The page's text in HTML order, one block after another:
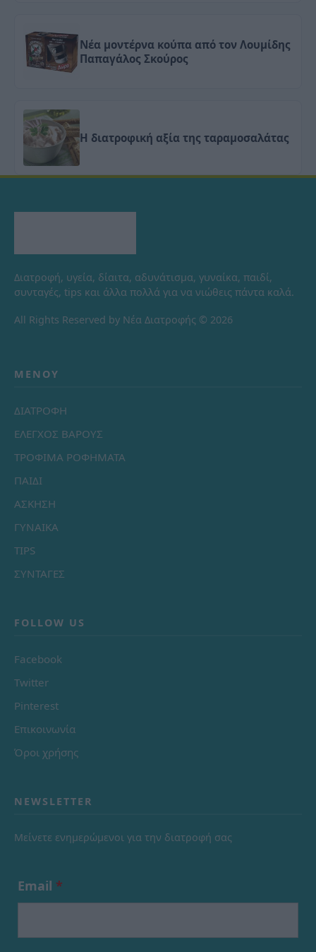
Νέα μοντέρνα κούπα από τον Λουμίδης
Παπαγάλος Σκούρος
Η διατροφική αξία της ταραμοσαλάτας
Διατροφή, υγεία, δίαιτα, αδυνάτισμα, γυναίκα, παιδί,
συνταγές, tips και άλλα πολλά για να νιώθεις πάντα καλά.
All Rights Reserved by Νέα Διατροφής © 2026
ΜΕΝΟΎ
ΔΙΑΤΡΟΦΗ
ΕΛΕΓΧΟΣ ΒΑΡΟΥΣ
ΤΡΟΦΙΜΑ ΡΟΦΗΜΑΤΑ
ΠΑΙΔΙ
ΑΣΚΗΣΗ
ΓΥΝΑΙΚΑ
TIPS
ΣΥΝΤΑΓΕΣ
FOLLOW US
Facebook
Twitter
Pinterest
Επικοινωνία
Όροι χρήσης
NEWSLETTER
Μείνετε ενημερώμενοι για την διατροφή σας
Email *